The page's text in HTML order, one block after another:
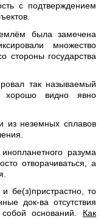
с подтверждением
была замечена
множество
стороны государства
так называемый
видно явно
из неземных сплавов
разума
отворачиваться, а
бе(з)пристрастно, то
док-ва отсутствия
оснований. Как